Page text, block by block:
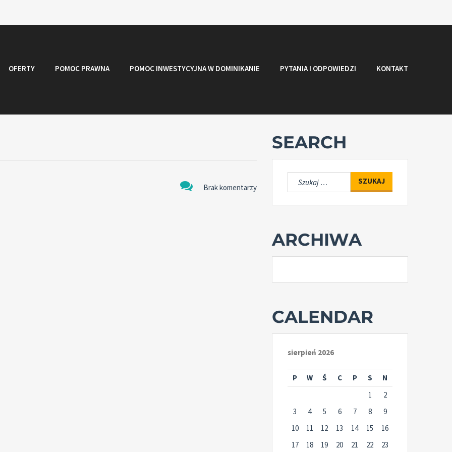
OFERTY POMOC PRAWNA POMOC INWESTYCYJNA W DOMINIKANIE PYTANIA I ODPOWIEDZI KONTAKT
Brak komentarzy
SEARCH
Szukaj:
ARCHIWA
CALENDAR
sierpień 2026
P W Ś C P S
N
1
2
3
4 5 6 7 8
9
10
11 12 13 14 15
16
17
18 19 20 21 22
23